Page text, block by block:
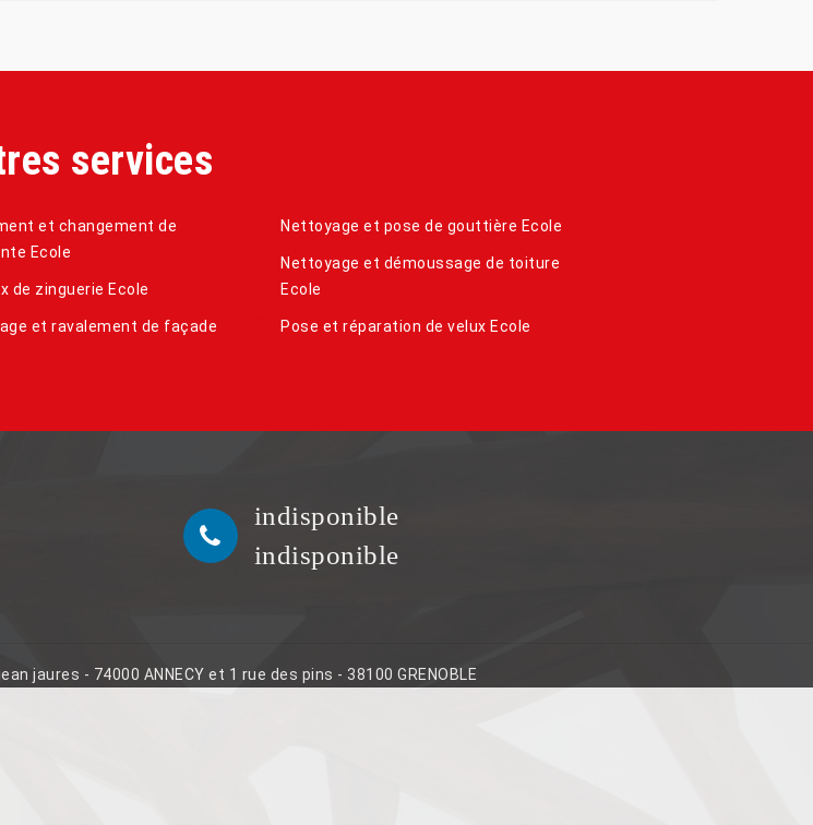
services
et changement de
Ecole
de zinguerie Ecole
et ravalement de façade
Nettoyage et pose de gouttière Ecole
Nettoyage et démoussage de toiture
Ecole
Pose et réparation de velux Ecole
indisponible
indisponible
jaures - 74000 ANNECY et 1 rue des pins - 38100 GRENOBLE